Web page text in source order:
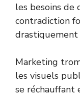
les besoins de
contradiction
Marketing
les visuels
se réchauffant